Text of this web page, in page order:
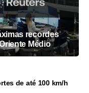
recordes
Médio
de até 100 km/h